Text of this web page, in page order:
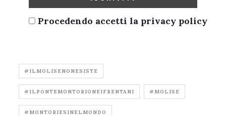
Procedendo accetti la privacy policy
#ILMOLISENONESISTE
#ILPONTEMONTORIONEIFRENTANI #MOLISE
#MONTORIESINELMONDO